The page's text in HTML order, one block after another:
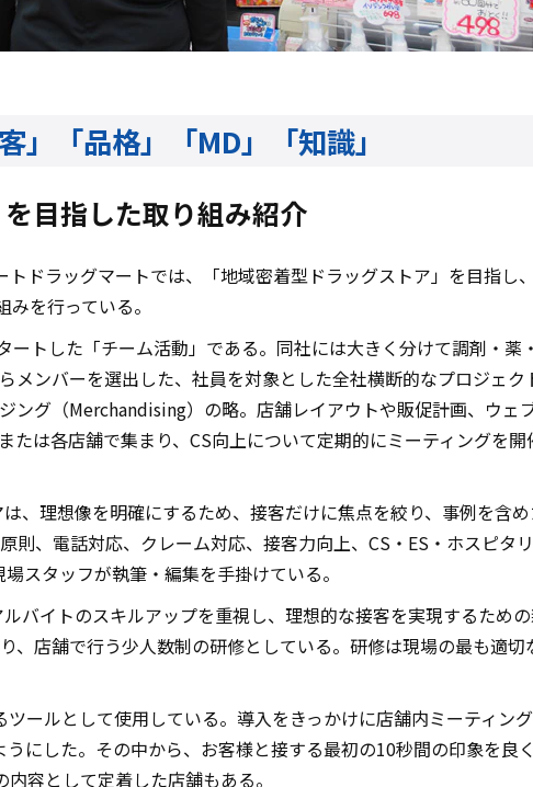
」「品格」「MD」「知識」
目指した取り組み紹介
ドラッグマートでは、「地域密着型ドラッグストア」を目指し
を行っている。
トした「チーム活動」である。同社には大きく分けて調剤・薬
メンバーを選出した、社員を対象とした全社横断的なプロジェ
ング（Merchandising）の略。店舗レイアウトや販促計画、ウェ
たは各店舗で集まり、CS向上について定期的にミーティングを
、理想像を明確にするため、接客だけに焦点を絞り、事例を含
則、電話対応、クレーム対応、接客力向上、CS・ES・ホスピタ
スタッフが執筆・編集を手掛けている。
バイトのスキルアップを重視し、理想的な接客を実現するための
、店舗で行う少人数制の研修としている。研修は現場の最も適
ールとして使用している。導入をきっかけに店舗内ミーティン
にした。その中から、お客様と接する最初の10秒間の印象を良
容として定着した店舗もある。